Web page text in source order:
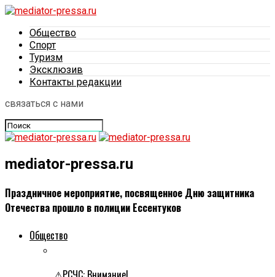
Общество
Спорт
Туризм
Эксклюзив
Контакты редакции
связаться с нами
mediator-pressa.ru
Праздничное мероприятие, посвященное Дню защитника
Отечества прошло в полиции Ессентуков
Общество